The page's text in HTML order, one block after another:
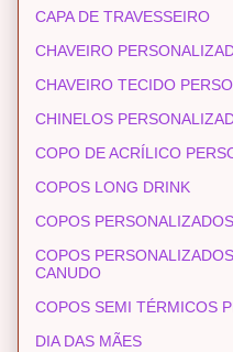
CAPA DE TRAVESSEIRO
CHAVEIRO
CHAVEIRO TECIDO
CHINELOS
COPO DE ACRÍLICO
COPOS LONG DRINK
COPOS PERSONALIZADOS
COPOS
CANUDO
COPOS SEMI TÉRMICOS
DIA DAS MÃES